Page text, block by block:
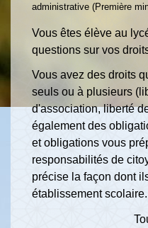
administrative (Première
Vous êtes élève au
questions sur vos
Vous avez des droits
seuls ou à plusieurs
d'association, liberté
également des
et obligations vous
responsabilités de
précise la façon dont
établissement scolaire.